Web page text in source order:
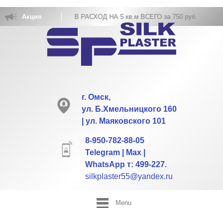
Акция
ЖИДКИХ ОБОЕВ РАСХОД НА 5 кв.м ВСЕГО за 750 руб.
г. Омск,
ул. Б.Хмельницкого 160
| ул. Маяковского 101
8-950-782-88-05
Telegram | Max |
WhatsApp т: 499-227.
silkplaster55@yandex.ru
Menu